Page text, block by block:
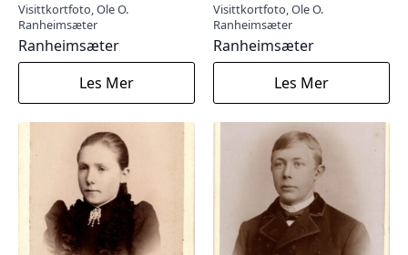
Visittkortfoto, Ole O.
Ranheimsæter
Ranheimsæter
Les Mer
Visittkortfoto, Ole O.
Ranheimsæter
Ranheimsæter
Les Mer